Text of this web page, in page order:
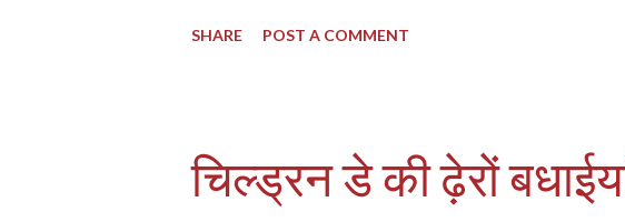
period Sunday being the holiday, was
being dissatisfied with the amount so
SHARE POST A COMMENT
चिल्ड्रन डे की ढ़ेरों